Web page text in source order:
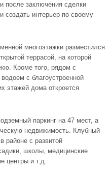
после заключения сделки
создать интерьер по своему
многоэтажки разместился
террасой, на которой
Кроме того, рядом с
с благоустроенной
этажей дома откроется
паркинг на 47 мест, а
недвижимость. Клубный
районе с развитой
школы, медицинские
центры и т.д.